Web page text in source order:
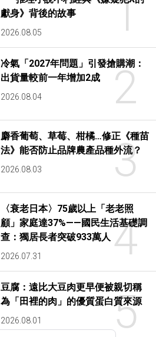
1
獻身》背後的故事
2026.08.05
2
冷氣「2027年問題」引發搶購潮：
出貨量較前一年增加2成
2026.08.04
3
麝香葡萄、草莓、柑橘…修正《種苗
法》能否防止品牌農產品種外流？
2026.08.03
4
〈衰老日本〉75歲以上「老老照
顧」家庭達37%——國民生活基礎調
查：獨居長者突破933萬人
2026.07.31
5
豆腐：遠比大豆肉更早便被親切稱
為「田裡的肉」的優質蛋白質來源
2026.08.01